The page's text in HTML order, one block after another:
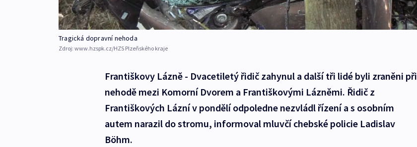
Tragická dopravní nehoda
Zdroj: www.hzspk.cz/HZS Plzeňského kraje
Františkovy Lázně - Dvacetiletý řidič zahynul a další tři lidé byli zraněni při
nehodě mezi Komorní Dvorem a Františkovými Lázněmi. Řidič z
Františkových Lázní v pondělí odpoledne nezvládl řízení a s osobním
autem narazil do stromu, informoval mluvčí chebské policie Ladislav
Böhm.